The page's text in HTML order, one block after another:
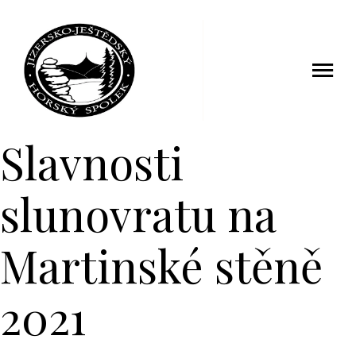
Slavnosti
slunovratu na
Martinské stěně
2021